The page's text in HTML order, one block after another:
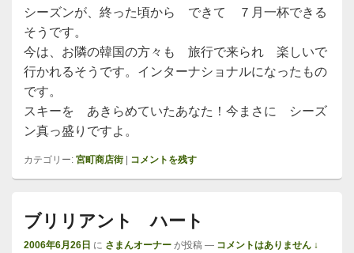
シーズンが、終った頃から できて ７月一杯できる
そうです。
今は、お隣の韓国の方々も 旅行で来られ 楽しいで
行かれるそうです。インターナショナルになったもの
です。
スキーを あきらめていたあなた！今まさに シーズ
ン真っ盛りですよ。
カテゴリー: 宮町商店街 コメントを残す
ブリリアント ハート
2006年6月26日 に さまんオーナー が投稿 — コメントはありません ↓